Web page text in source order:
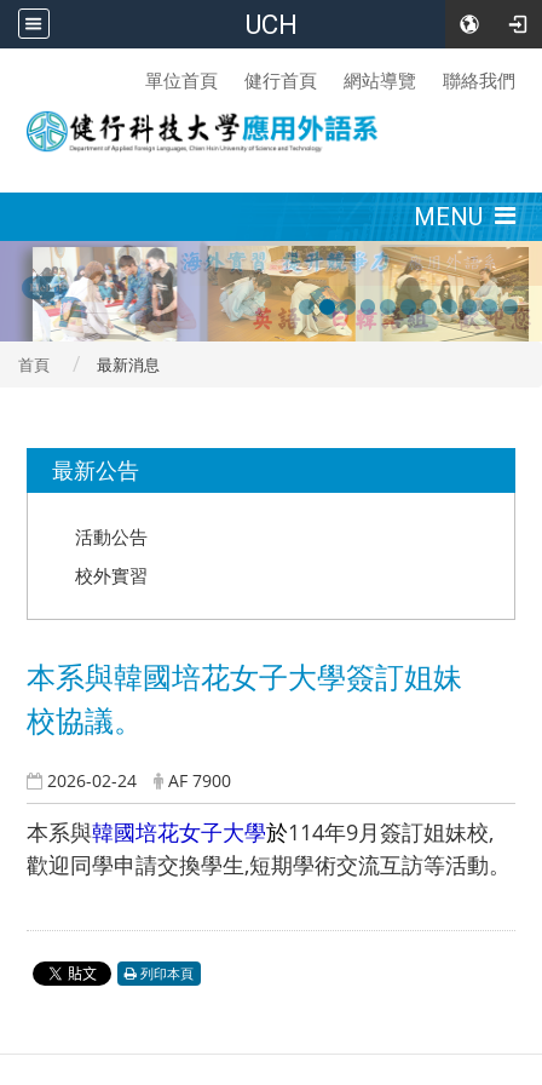
UCH
單位首頁 健行首頁 網站導覽 聯絡我們
MENU
首頁 最新消息
最新公告
活動公告
校外實習
本系與韓國培花女子大學簽訂姐妹
校協議。
2026-02-24 AF 7900
本系與韓國培花女子大學於114年9月簽訂姐妹校,
歡迎同學申請交換學生,短期學術交流互訪等活動。
列印本頁